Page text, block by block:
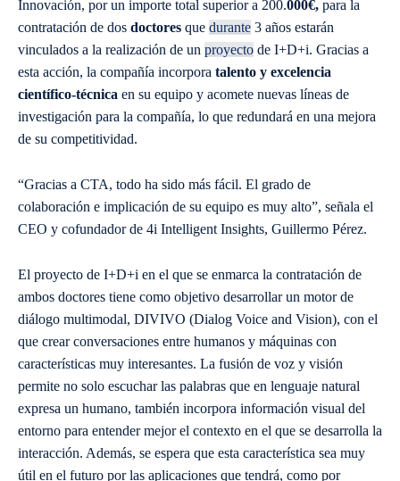
Innovación, por un importe total superior a 200.000€, para la
contratación de dos doctores que durante 3 años estarán
vinculados a la realización de un proyecto de I+D+i. Gracias a
esta acción, la compañía incorpora talento y excelencia
científico-técnica en su equipo y acomete nuevas líneas de
investigación para la compañía, lo que redundará en una mejora
de su competitividad.
“Gracias a CTA, todo ha sido más fácil. El grado de
colaboración e implicación de su equipo es muy alto”, señala el
CEO y cofundador de 4i Intelligent Insights, Guillermo Pérez.
El proyecto de I+D+i en el que se enmarca la contratación de
ambos doctores tiene como objetivo desarrollar un motor de
diálogo multimodal, DIVIVO (Dialog Voice and Vision), con el
que crear conversaciones entre humanos y máquinas con
características muy interesantes. La fusión de voz y visión
permite no solo escuchar las palabras que en lenguaje natural
expresa un humano, también incorpora información visual del
entorno para entender mejor el contexto en el que se desarrolla la
interacción. Además, se espera que esta característica sea muy
útil en el futuro por las aplicaciones que tendrá, como por